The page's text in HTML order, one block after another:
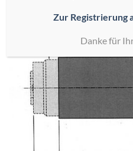
Zur Registrierung
Danke für